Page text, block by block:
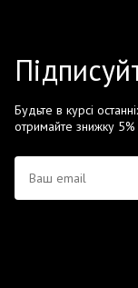
Будьте в курсі
отримайте знижку